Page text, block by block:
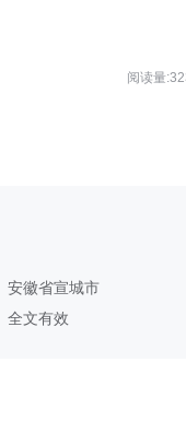
阅读量
安徽省宣城市
全文有效